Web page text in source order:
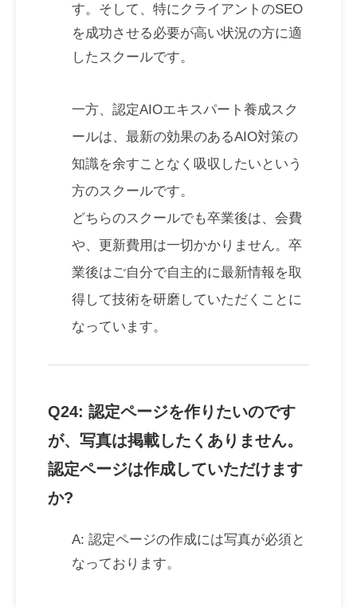
す。そして、特にクライアントのSEO
を成功させる必要が高い状況の方に適
したスクールです。
一方、認定AIOエキスパート養成スク
ールは、最新の効果のあるAIO対策の
知識を余すことなく吸収したいという
方のスクールです。
どちらのスクールでも卒業後は、会費
や、更新費用は一切かかりません。卒
業後はご自分で自主的に最新情報を取
得して技術を研磨していただくことに
なっています。
Q24: 認定ページを作りたいのです
が、写真は掲載したくありません。
認定ページは作成していただけます
か?
A: 認定ページの作成には写真が必須と
なっております。